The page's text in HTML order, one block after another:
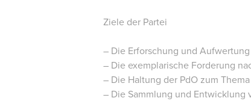
Ziele der Partei
– Die Erforschung und
– Die exemplarische Forderung
– Die Haltung der PdO zum
– Die Sammlung und